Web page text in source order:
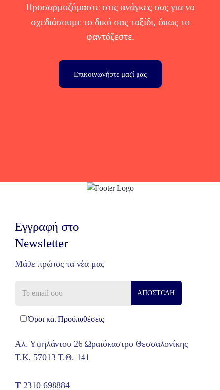
Προσαρμοζόμαστε στις ανάγκες σας για να
σχεδιάσουμε το δικό σας ταξίδι, όπως το
φαντάζεστε.
Επικοινωνήστε μαζί μας
Αλ. Υψηλάντου 26 Ωραιόκαστρο Θεσσαλονίκης
Τ.Κ. 57013 Τ.Θ. 141
T 2310 698884
Εγγραφή στο
Newsletter
Μάθε πρώτος τα νέα μας
Όροι και Προϋποθέσεις